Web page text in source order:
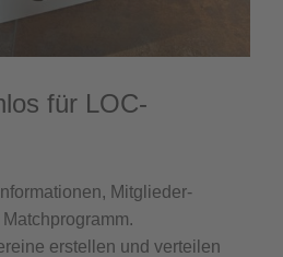
für LOC-
Mitglieder-
erstellen und verteilen